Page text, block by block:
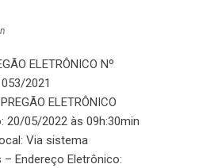
ELETRÔNICO Nº
2021
ELETRÔNICO
20/05/2022 às 09h:30min
Via sistema
Endereço Eletrônico: